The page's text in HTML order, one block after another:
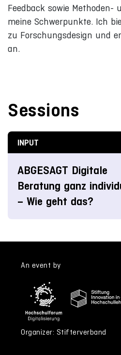
Feedback sowie Methoden-
meine Schwerpunkte. Ich
zu Forschungsdesign und
an.
Sessions
INPUT
ABGESAGT Digitale
Beratung ganz
– Wie geht das?
An event by
Organizer: Stifterverband